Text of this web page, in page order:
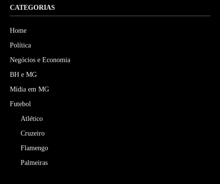
CATEGORIAS
Home
Política
Negócios e Economia
BH e MG
Mídia em MG
Futebol
Atlético
Cruzeiro
Flamengo
Palmeiras